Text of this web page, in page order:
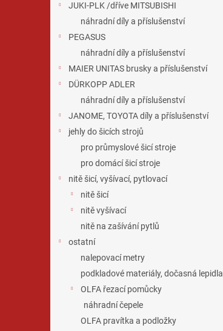
JUKI-PLK /dříve MITSUBISHI
náhradní díly a příslušenství
PEGASUS
náhradní díly a příslušenství
MAIER UNITAS brusky a příslušenství
DÜRKOPP ADLER
náhradní díly a příslušenství
JANOME, TOYOTA díly a příslušenství
jehly do šicích strojů
pro průmyslové šicí stroje
pro domácí šicí stroje
nitě šicí, vyšívací, pytlovací
nitě šicí
nitě vyšívací
nitě na zašívání pytlů
ostatní
nalepovací metry
podkladové materiály, dočasná lepidla
OLFA řezací pomůcky
náhradní čepele
OLFA pravítka a podložky